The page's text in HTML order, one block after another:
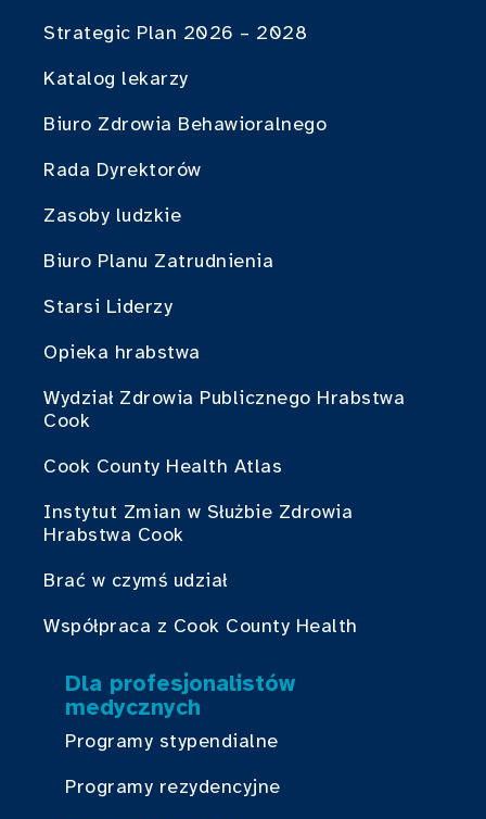
Strategic Plan 2026 – 2028
Katalog lekarzy
Biuro Zdrowia Behawioralnego
Rada Dyrektorów
Zasoby ludzkie
Biuro Planu Zatrudnienia
Starsi Liderzy
Opieka hrabstwa
Wydział Zdrowia Publicznego Hrabstwa
Cook
Cook County Health Atlas
Instytut Zmian w Służbie Zdrowia
Hrabstwa Cook
Brać w czymś udział
Współpraca z Cook County Health
Dla profesjonalistów
medycznych
Programy stypendialne
Programy rezydencyjne